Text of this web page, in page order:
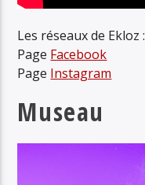
Les réseaux de Ekloz :
Page Facebook
Page Instagram
Museau